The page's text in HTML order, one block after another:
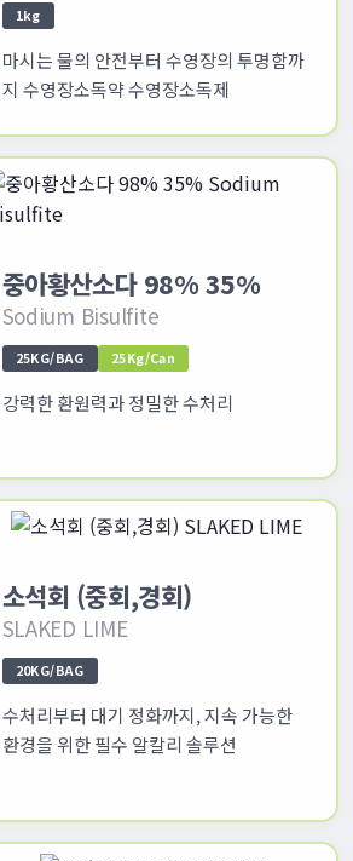
1kg
마시는 물의 안전부터 수영장의 투명함까
지 수영장소독약 수영장소독제
중아황산소다 98% 35%
Sodium Bisulfite
25KG/BAG 25Kg/Can
강력한 환원력과 정밀한 수처리
소석회 (중회,경회)
SLAKED LIME
20KG/BAG
수처리부터 대기 정화까지, 지속 가능한
환경을 위한 필수 알칼리 솔루션